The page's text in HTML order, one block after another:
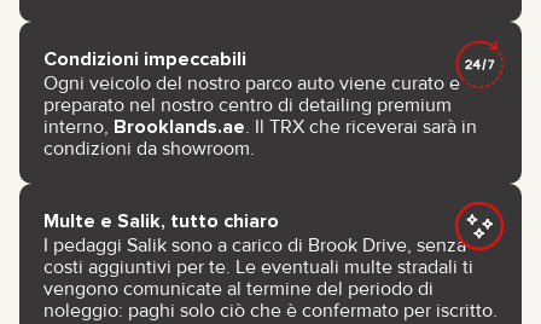
Condizioni impeccabili
Ogni veicolo del nostro parco auto viene curato e
preparato nel nostro centro di detailing premium
interno, Brooklands.ae. Il TRX che riceverai sarà in
condizioni da showroom.
Multe e Salik, tutto chiaro
I pedaggi Salik sono a carico di Brook Drive, senza
costi aggiuntivi per te. Le eventuali multe stradali ti
vengono comunicate al termine del periodo di
noleggio: paghi solo ciò che è confermato per iscritto.